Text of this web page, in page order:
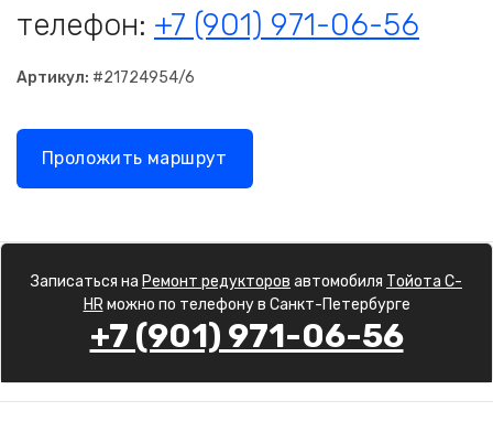
телефон: +7 (901) 971-06-56
Артикул: #21724954/6
Проложить маршрут
Записаться на Ремонт редукторов автомобиля Тойота C-
HRможно по телефону в Санкт-Петербурге
+7 (901) 971-06-56